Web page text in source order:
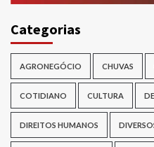
Categorias
AGRONEGÓCIO CHUVAS
COTIDIANO CULTURA
DIREITOS HUMANOS